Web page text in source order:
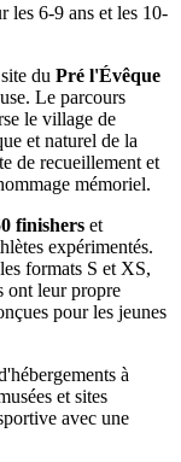
les 6-9 ans et les 10-
du Pré l'Évêque
Le parcours
le village de
et naturel de la
de recueillement et
mémoriel.
finishers et
expérimentés.
formats S et XS,
ont leur propre
pour les jeunes
à
et sites
avec une